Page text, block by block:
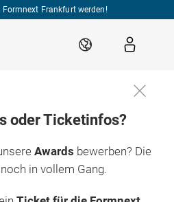
Frankfurt werden!
DE
oder Ticketinfos?
Awards bewerben? Die
in vollem Gang.